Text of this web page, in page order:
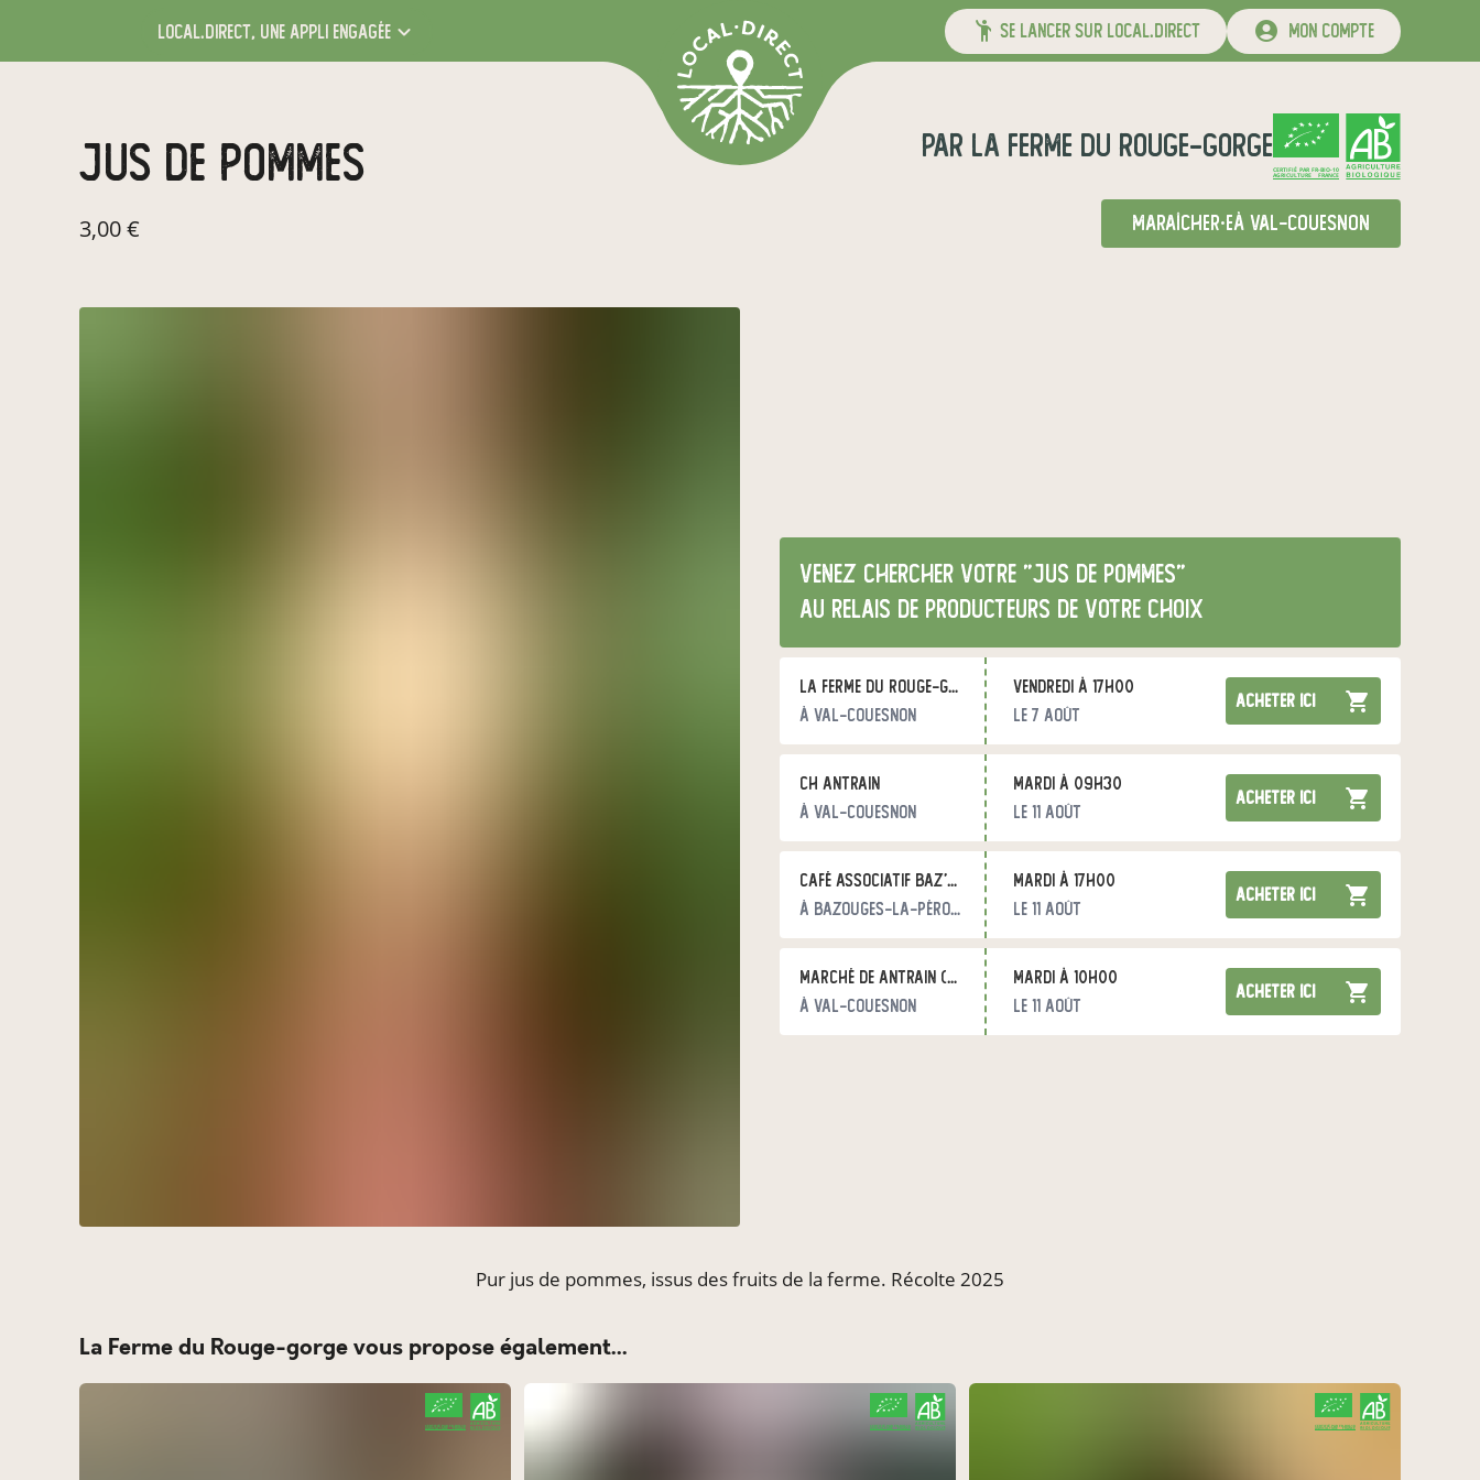
local.direct, une appli engagée se lancer sur local.direct mon compte
jus de pommes
3,00 €
par La Ferme du Rouge-gorge
CERTIFIÉ PAR FR-BIO-10
AGRICULTURE FRANCE
maraîcher·eà Val-Couesnon
Venez chercher votre "jus de pommes"
au relais de producteurs de votre choix
La Ferme du Rouge-gorge
à Val-Couesnon
vendredi à 17h00
le 7 août
acheter ici
CH Antrain
à Val-Couesnon
mardi à 09h30
le 11 août
acheter ici
Café associatif Baz'art
à Bazouges-la-Pérouse
mardi à 17h00
le 11 août
acheter ici
Marché de Antrain (Val-Couesnon)
à Val-Couesnon
mardi à 10h00
le 11 août
acheter ici
Pur jus de pommes, issus des fruits de la ferme. Récolte 2025
La Ferme du Rouge-gorge vous propose également...
CERTIFIÉ PAR FR-BIO-10
AGRICULTURE FRANCE CERTIFIÉ PAR FR-BIO-10
AGRICULTURE FRANCE CERTIFIÉ PAR FR-BIO-10
AGRICULTURE FRANCE